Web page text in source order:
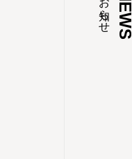
NEWS
お知らせ